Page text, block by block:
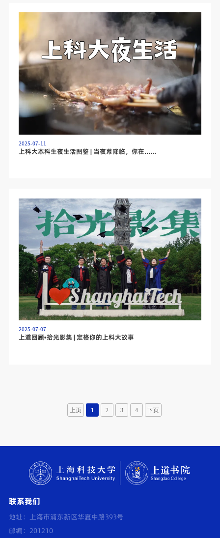
2025-07-11
上科大本科生夜生活图鉴 | 当夜幕降临，你在......
2025-07-07
上道回顾•拾光影集 | 定格你的上科大故事
上页 1 2 3 4 下页
联系我们
地址：上海市浦东新区华夏中路393号
邮编：201210